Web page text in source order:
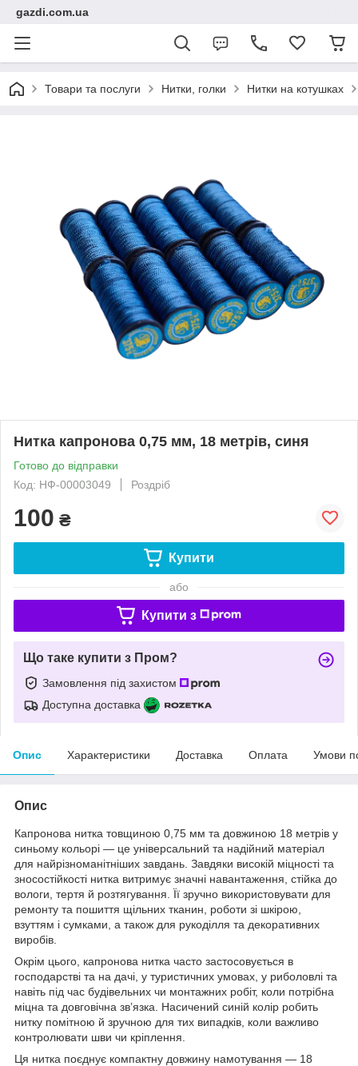
gazdi.com.ua
Товари та послуги Нитки, голки Нитки на котушках
Нитка капронова 0,75 мм, 18 метрів, синя
Готово до відправки
Код: НФ-00003049
Роздріб
100 ₴
Купити
або
Купити з
Що таке купити з Пром?
Замовлення під захистом
Доступна доставка
Опис Характеристики Доставка Оплата Умови
Опис
Капронова нитка товщиною 0,75 мм та довжиною 18 метрів у
синьому кольорі — це універсальний та надійний матеріал
для найрізноманітніших завдань. Завдяки високій міцності та
зносостійкості нитка витримує значні навантаження, стійка до
вологи, тертя й розтягування. Її зручно використовувати для
ремонту та пошиття щільних тканин, роботи зі шкірою,
взуттям і сумками, а також для рукоділля та декоративних
виробів.
Окрім цього, капронова нитка часто застосовується в
господарстві та на дачі, у туристичних умовах, у риболовлі та
навіть під час будівельних чи монтажних робіт, коли потрібна
міцна та довговічна зв’язка. Насичений синій колір робить
нитку помітною й зручною для тих випадків, коли важливо
контролювати шви чи кріплення.
Ця нитка поєднує компактну довжину намотування — 18